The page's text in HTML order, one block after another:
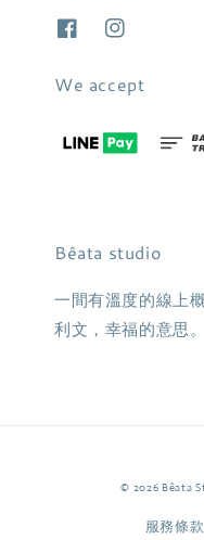
We accept
Bêata studio
一間有溫度的線上
利文，幸福的意思。
© 2026 Bêata
服務條款